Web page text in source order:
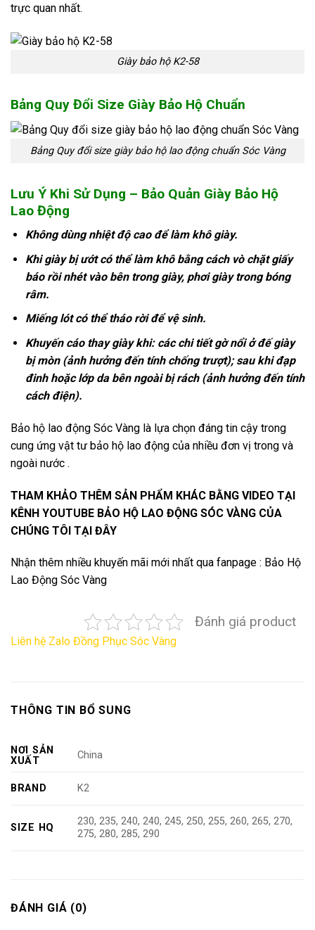
trực quan nhất.
Giày bảo hộ K2-58
Bảng Quy Đổi Size Giày Bảo Hộ Chuẩn
Bảng Quy đổi size giày bảo hộ lao động chuẩn Sóc Vàng
Lưu Ý Khi Sử Dụng – Bảo Quản Giày Bảo Hộ
Lao Động
Không dùng nhiệt độ cao để làm khô giày.
Khi giày bị ướt có thể làm khô bằng cách vò chặt giấy
báo rồi nhét vào bên trong giày, phơi giày trong bóng
râm.
Miếng lót có thể tháo rời để vệ sinh.
Khuyến cáo thay giày khi: các chi tiết gờ nổi ở đế giày
bị mòn (ảnh hưởng đến tính chống trượt); sau khi đạp
đinh hoặc lớp da bên ngoài bị rách (ảnh hưởng đến tính
cách điện).
Bảo hộ lao động Sóc Vàng là lựa chọn đáng tin cậy trong
cung ứng vật tư bảo hộ lao động của nhiều đơn vị trong và
ngoài nước .
THAM KHẢO THÊM SẢN PHẨM KHÁC BẰNG VIDEO TẠI
KÊNH YOUTUBE BẢO HỘ LAO ĐỘNG SÓC VÀNG CỦA
CHÚNG TÔI TẠI ĐÂY
Nhận thêm nhiều khuyến mãi mới nhất qua fanpage : Bảo Hộ
Lao Động Sóc Vàng
Đánh giá product
Liên hệ Zalo Đồng Phục Sóc Vàng
THÔNG TIN BỔ SUNG
NƠI SẢN
XUẤT
China
BRAND K2
SIZE HQ
230, 235, 240, 240, 245, 250, 255, 260, 265, 270,
275, 280, 285, 290
ĐÁNH GIÁ (0)